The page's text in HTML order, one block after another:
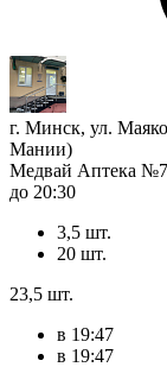
г. Минск, ул.
Мании)
Медвай Аптека №7
до 20:30
3,5 шт.
20 шт.
23,5 шт.
в 19:47
в 19:47